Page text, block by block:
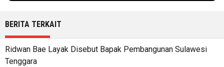
BERITA TERKAIT
Ridwan Bae Layak Disebut Bapak Pembangunan Sulawesi
Tenggara